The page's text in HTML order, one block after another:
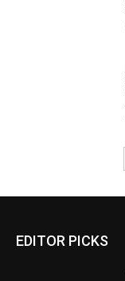
EDITOR PICKS